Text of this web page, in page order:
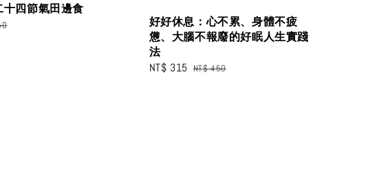
十四節氣田邊食
好好休息：心不累、身體不疲
憊、大腦不報廢的好眠人生實踐
法
Sale
NT$ 315 Regular
NT$ 450